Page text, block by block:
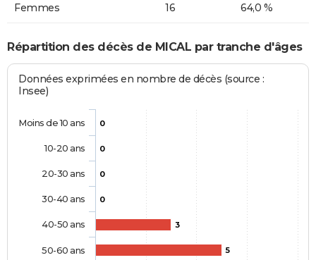
Femmes 16 64,0 %
Répartition des décès de MICAL par tranche d'âges
Données exprimées en nombre de décès (source :
Insee)
0
0
0
0
3
5
Moins de 10 ans
10-20 ans
20-30 ans
30-40 ans
40-50 ans
50-60 ans